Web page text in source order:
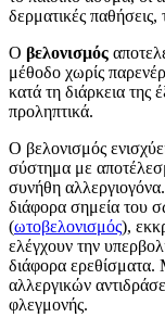
δερματικές
Ο βελονισμός
μέθοδο χωρίς
κατά τη διάρκεια
προληπτικά.
Ο βελονισμός
σύστημα με
συνήθη
διάφορα σημεία του
(ωτοβελονισμός),
ελέγχουν την
διάφορα
αλλεργικών
φλεγμονής.